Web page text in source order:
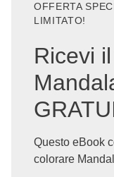
OFFERTA
LIMITATO!
Ricevi
Questo eBook
colorare